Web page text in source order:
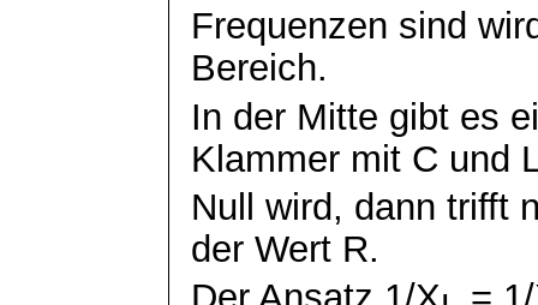
Frequenzen sind
Bereich.
In der Mitte gibt es
Klammer mit C und
Null wird, dann trifft
der Wert R.